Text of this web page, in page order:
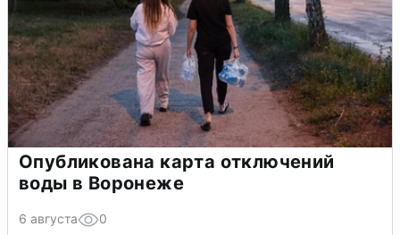
Опубликована карта отключений
воды в Воронеже
6 августа 0